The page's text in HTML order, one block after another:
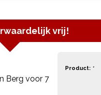
vrij!
Berg voor 7
Product: *